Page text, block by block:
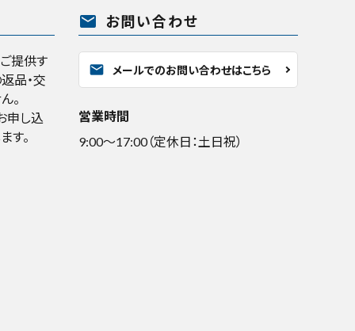
提供す
品・交
。
申し込
す。
mail お問い合わせ
mail メールでのお問い合わせはこちら
営業時間
9:00～17:00（定休日：土日祝）